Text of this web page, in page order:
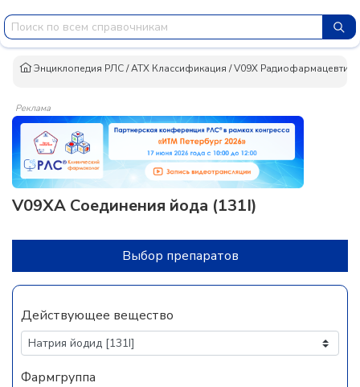
Энциклопедия РЛС/АТХ Классификация /V09X
Реклама
V09XA Соединения йода (131I)
Выбор препаратов
Действующее вещество
Фармгруппа